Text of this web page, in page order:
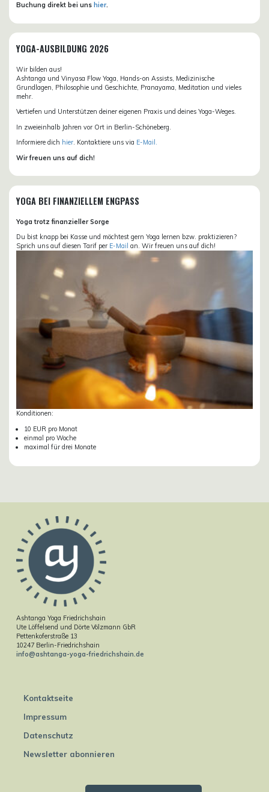
Buchung direkt bei uns hier.
YOGA-AUSBILDUNG 2026
Wir bilden aus!
Ashtanga und Vinyasa Flow Yoga, Hands-on Assists, Medizinische
Grundlagen, Philosophie und Geschichte, Pranayama, Meditation und vieles
mehr.
Vertiefen und Unterstützen deiner eigenen Praxis und deines Yoga-Weges.
In zweieinhalb Jahren vor Ort in Berlin-Schöneberg.
Informiere dich hier. Kontaktiere uns via E-Mail.
Wir freuen uns auf dich!
YOGA BEI FINANZIELLEM ENGPASS
Yoga trotz finanzieller Sorge
Du bist knapp bei Kasse und möchtest gern Yoga lernen bzw. praktizieren?
Sprich uns auf diesen Tarif per E-Mail an. Wir freuen uns auf dich!
Konditionen:
10 EUR pro Monat
einmal pro Woche
maximal für drei Monate
Ashtanga Yoga Friedrichshain
Ute Löffelsend und Dörte Völzmann GbR
Pettenkoferstraße 13
10247 Berlin-Friedrichshain
info@ashtanga-yoga-friedrichshain.de
Kontaktseite
Impressum
Datenschutz
Newsletter abonnieren